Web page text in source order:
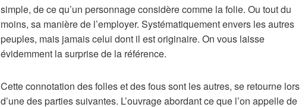
simple, de ce qu’un personnage considère comme la folie. Ou tout du
moins, sa manière de l’employer. Systématiquement envers les autres
peuples, mais jamais celui dont il est originaire. On vous laisse
évidemment la surprise de la référence.
Cette connotation des folles et des fous sont les autres, se retourne lors
d’une des parties suivantes. L’ouvrage abordant ce que l’on appelle de